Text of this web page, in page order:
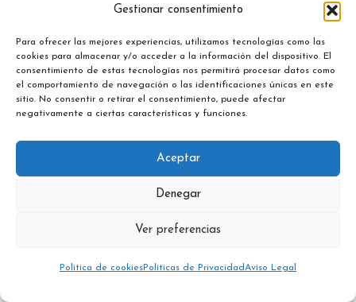
Gestionar consentimiento
Para ofrecer las mejores experiencias, utilizamos tecnologías como las
cookies para almacenar y/o acceder a la información del dispositivo. El
consentimiento de estas tecnologías nos permitirá procesar datos como
el comportamiento de navegación o las identificaciones únicas en este
sitio. No consentir o retirar el consentimiento, puede afectar
negativamente a ciertas características y funciones.
Aceptar
Denegar
Ver preferencias
Política de cookiesPolíticas de PrivacidadAviso Legal
diagnóstica estándar. Se administra una dosis de
aliento a lo largo de varias horas. Un aumento de
hidrógeno confirma que la fructosa no se ha
absorbido en el intestino delgado.
genéticas asociadas a la intolerancia hereditaria a
la fructosa (deficiencia de aldolasa B).
completo, consulta nuestra
intolerancia a la fructosa